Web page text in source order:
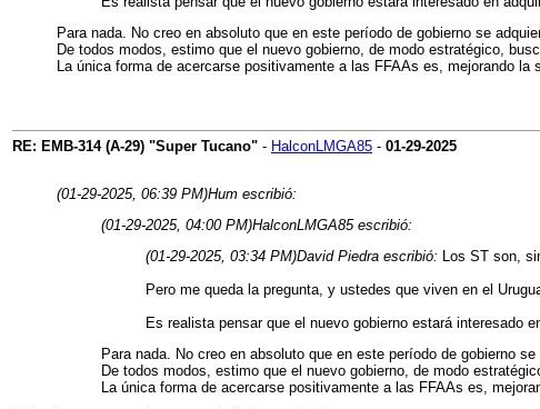
Para nada. No creo en absoluto que en este período de gobierno se
De todos modos, estimo que el nuevo gobierno, de modo estratégico,
La única forma de acercarse positivamente a las FFAAs es, mejorando
RE: EMB-314 (A-29) "Super Tucano" - HalconLMGA85 - 01-29-2025
(01-29-2025, 06:39 PM)Hum escribió:
(01-29-2025, 04:00 PM)HalconLMGA85 escribió:
(01-29-2025, 03:34 PM)David Piedra escribió: Los ST son,
Pero me queda la pregunta, y ustedes que viven en el
Es realista pensar que el nuevo gobierno estará
Para nada. No creo en absoluto que en este período de gobierno
De todos modos, estimo que el nuevo gobierno, de modo
La única forma de acercarse positivamente a las FFAAs es,